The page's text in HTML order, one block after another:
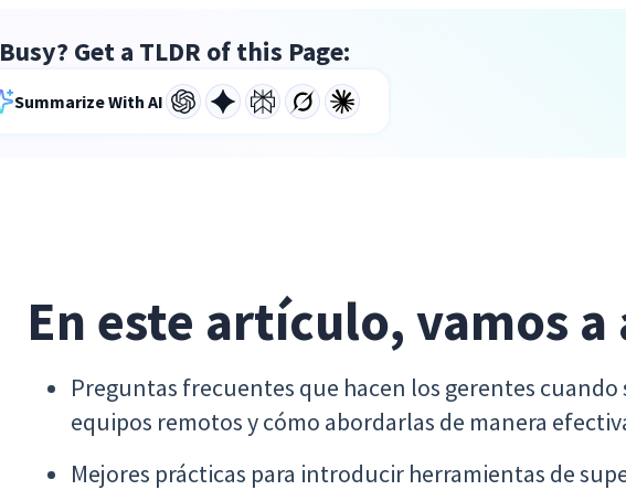
Busy? Get a TLDR of this Page:
Summarize With AI
En este artículo, vamos
Preguntas frecuentes que hacen los gerentes cuando
equipos remotos y cómo abordarlas de manera
Mejores prácticas para introducir herramientas de